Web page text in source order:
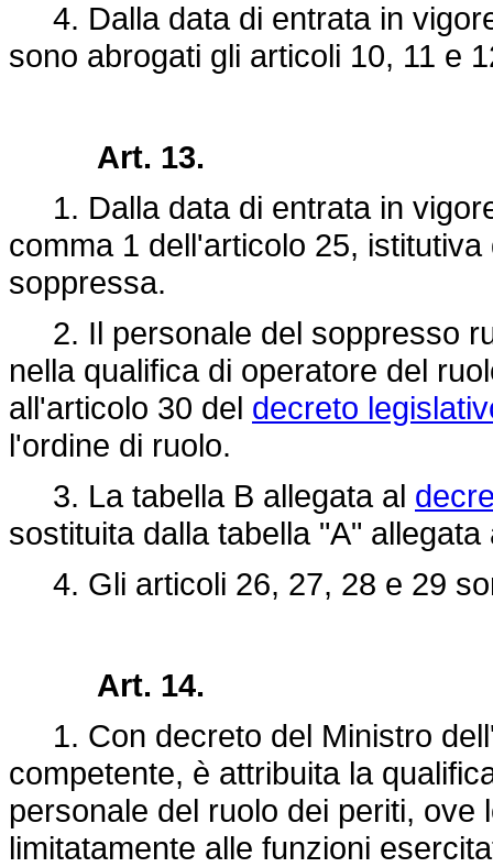
4. Dalla data di entrata in
sono abrogati gli articoli 10, 11 e
Art. 13.
1. Dalla data di entrata in
comma 1 dell'articolo 25,
soppressa.
2. Il personale del soppresso
nella qualifica di operatore del
all'articolo 30 del decreto
l'ordine di ruolo.
3. La tabella B allegata al
sostituita dalla tabella "A"
4. Gli articoli 26, 27, 28 e 29
Art. 14.
1. Con decreto del Ministro
competente, è attribuita la
personale del ruolo dei periti,
limitatamente alle funzioni